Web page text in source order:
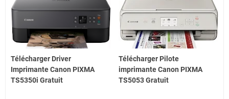
Télécharger Driver
Imprimante Canon PIXMA
TS5350i Gratuit
Télécharger Pilote
imprimante Canon PIXMA
TS5053 Gratuit